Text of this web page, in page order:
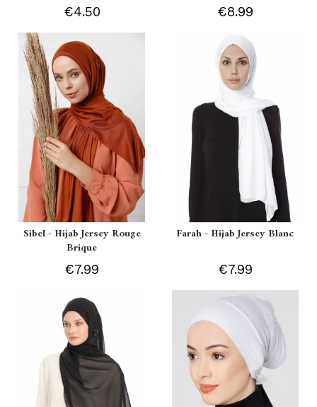
€4.50 €8.99
Sibel - Hijab Jersey Rouge
Brique
€7.99
Farah - Hijab Jersey Blanc
€7.99